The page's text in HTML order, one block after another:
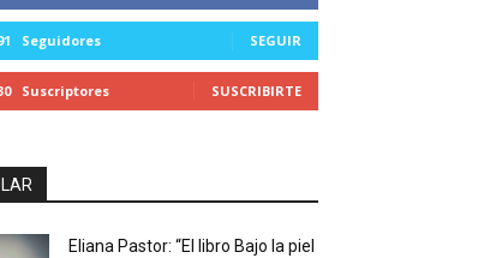
Seguidores SEGUIR
Suscriptores SUSCRIBIRTE
Eliana Pastor: “El libro Bajo la piel